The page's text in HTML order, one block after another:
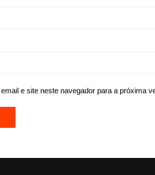
e site neste navegador para a próxima